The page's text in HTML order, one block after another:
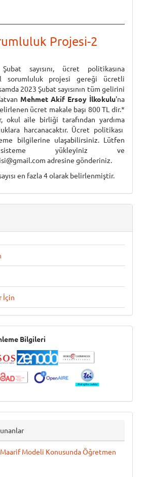
Projesi-2
sayısını, ücret politikasına
sorumluluk projesi gereği ücretli
2023 Şubat sayısının tüm gelirini
Mehmet Akif Ersoy İlkokulu'na
ücret makale başı 800 TL dir.*
okul aile birliği tarafından yardıma
harcanacaktır. Ücret politikası
bilgilerine ulaşabilirsiniz. Lütfen
yükleyiniz ve
adresine gönderiniz.
en fazla 4 olarak belirlenmiştir.
İçin
Bilgileri
Maarif Modeli Konusunda Öğretmen